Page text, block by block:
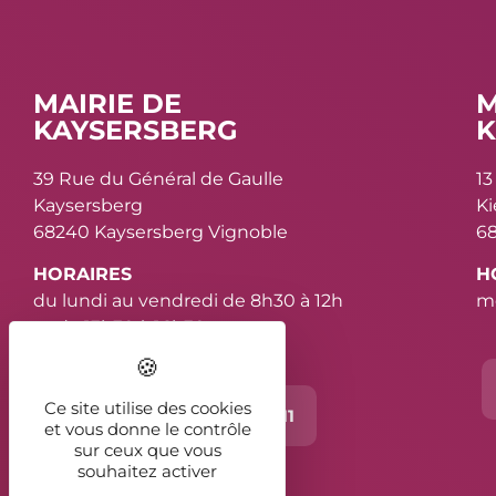
MAIRIE DE
KAYSERSBERG
39 Rue du Général de Gaulle
Kaysersberg
68240 Kaysersberg Vignoble
HORAIRES
du lundi au vendredi de 8h30 à 12h
et de 13h30 à 16h30
Contact 03 89 78 11 11
Ce site utilise des cookies
et vous donne le contrôle
sur ceux que vous
souhaitez activer